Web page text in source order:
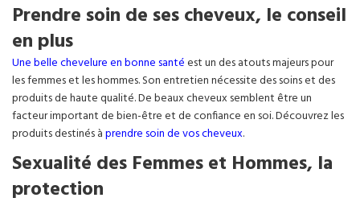
Prendre soin de ses cheveux, le conseil
en plus
Une belle chevelure en bonne santéest un des atouts majeurs pour
les femmes et les hommes. Son entretien nécessite des soins et des
produits de haute qualité. De beaux cheveux semblent être un
facteur important de bien-être et de confiance en soi. Découvrez les
produits destinés àprendre soin de vos cheveux.
Sexualité des Femmes et Hommes, la
protection